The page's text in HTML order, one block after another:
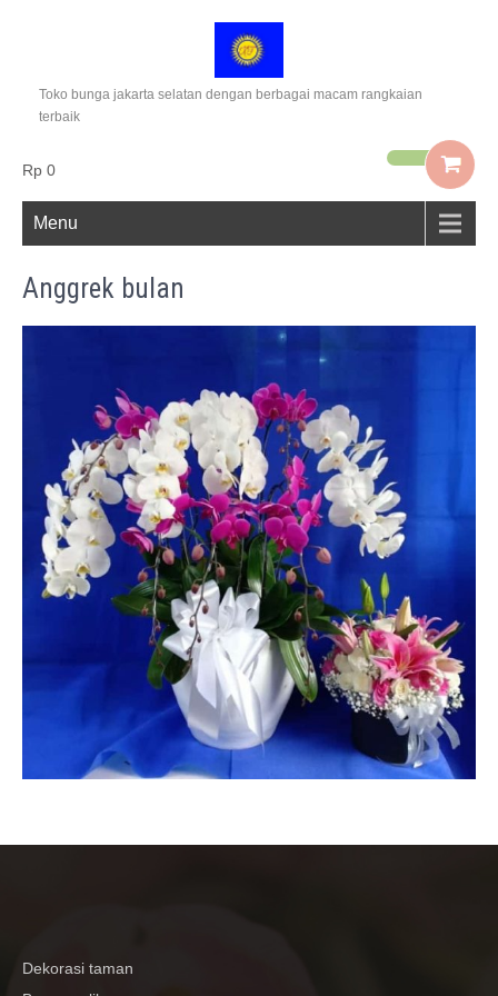
Toko bunga jakarta selatan dengan berbagai macam rangkaian
terbaik
Rp 0
Menu
Anggrek bulan
Dekorasi taman